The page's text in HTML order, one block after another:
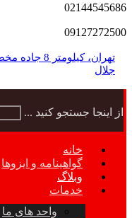
02144545686
09127272500
تهران،
جلال
از اینجا جستجو کنید ...
خانه
گواهینامه و ایزوها
وبلاگ
خدمات
واحد های ما